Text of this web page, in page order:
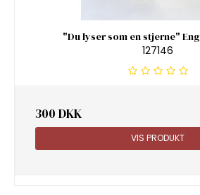
"Du lyser som en stjerne"
127146
300 DKK
VIS PRODUKT